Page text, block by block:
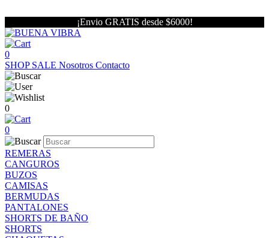
¡Envio GRATIS desde $6000!
0
SHOP SALE Nosotros Contacto
0
0
REMERAS
CANGUROS
BUZOS
CAMISAS
BERMUDAS
PANTALONES
SHORTS DE BAÑO
SHORTS